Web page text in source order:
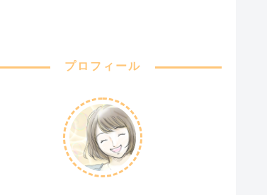
プロフィール